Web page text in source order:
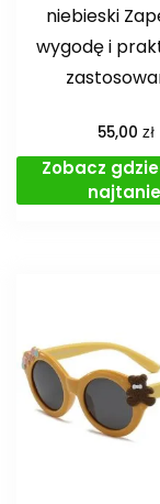
niebieski
wygodę i
55,00zł
Zobacz